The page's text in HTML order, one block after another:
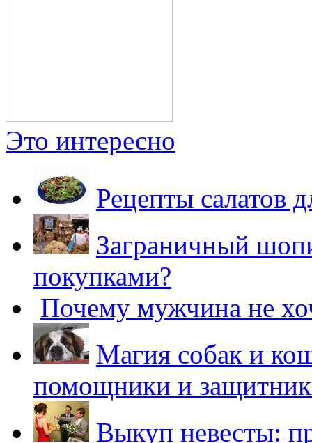
Это интересно
Рецепты салатов
Заграничный
покупками?
Почему мужчина не
Магия собак и
помощники и
Выкуп невесты: